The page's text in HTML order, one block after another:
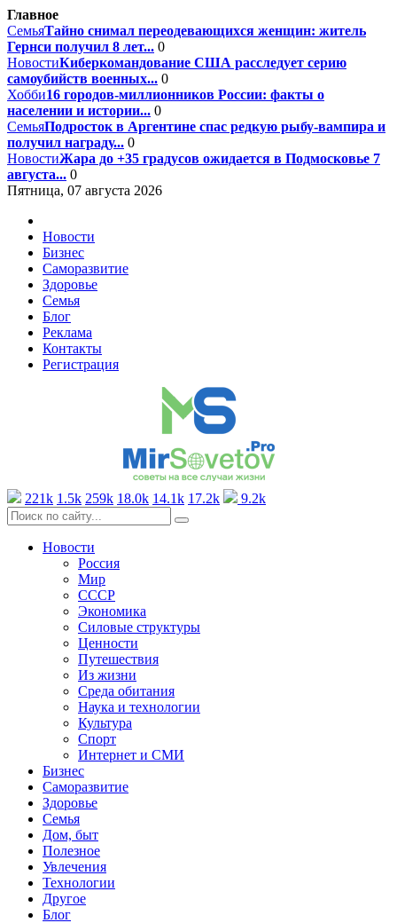
Главное
СемьяТайно снимал переодевающихся женщин: житель
Гернси получил 8 лет... 0
НовостиКиберкомандование США расследует серию
самоубийств военных... 0
Хобби16 городов-миллионников России: факты о
населении и истории... 0
СемьяПодросток в Аргентине спас редкую рыбу-вампира и
получил награду... 0
НовостиЖара до +35 градусов ожидается в Подмосковье 7
августа... 0
Пятница, 07 августа 2026
Новости
Бизнес
Саморазвитие
Здоровье
Семья
Блог
Реклама
Контакты
Регистрация
221k 1.5k 259k 18.0k 14.1k 17.2k 9.2k
Новости
Россия
Мир
СССР
Экономика
Силовые структуры
Ценности
Путешествия
Из жизни
Среда обитания
Наука и технологии
Культура
Спорт
Интернет и СМИ
Бизнес
Саморазвитие
Здоровье
Семья
Дом, быт
Полезное
Увлечения
Технологии
Другое
Блог